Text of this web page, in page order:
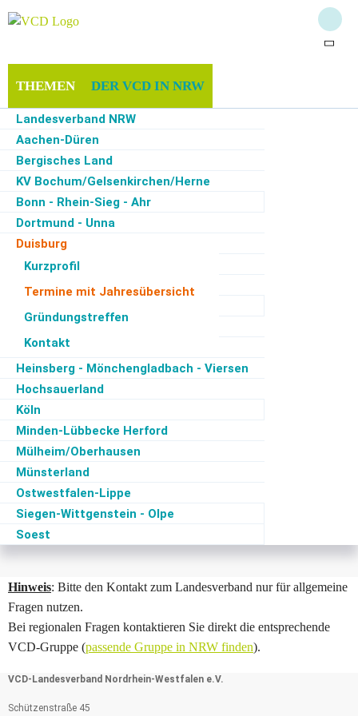
THEMEN DER VCD IN NRW
Landesverband NRW
Aachen-Düren
Bergisches Land
KV Bochum/Gelsenkirchen/Herne
Bonn - Rhein-Sieg - Ahr
Dortmund - Unna
Duisburg
Kurzprofil
Termine mit Jahresübersicht
Gründungstreffen
Kontakt
Region Düsseldorf
Ennepe-Ruhr
Hagen - Märkischer Kreis
Hamm
Heinsberg - Mönchengladbach - Viersen
Hochsauerland
Köln
Minden-Lübbecke Herford
Mülheim/Oberhausen
Münsterland
Ostwestfalen-Lippe
Siegen-Wittgenstein - Olpe
Soest
SERVICE
Start·Der VCD in NRW
Ortsfilter Kategoriefilter
Zur Zeit keine Termine
Hinweis: Bitte den Kontakt zum Landesverband nur für allgemeine
Fragen nutzen.
Bei regionalen Fragen kontaktieren Sie direkt die entsprechende
VCD-Gruppe (passende Gruppe in NRW finden).
VCD-Landesverband Nordrhein-Westfalen e.V.
Schützenstraße 45